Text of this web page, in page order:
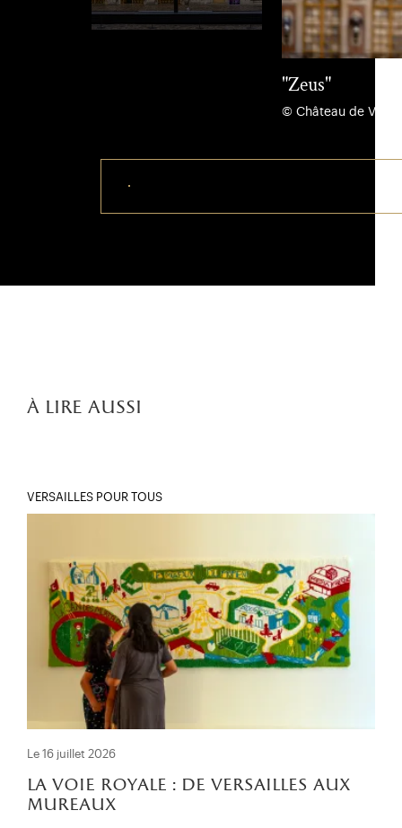
"Zeus"
© Château de
à lire aussi
VERSAILLES POUR TOUS
Le 16 juillet 2026
la voie royale : de versailles aux
mureaux